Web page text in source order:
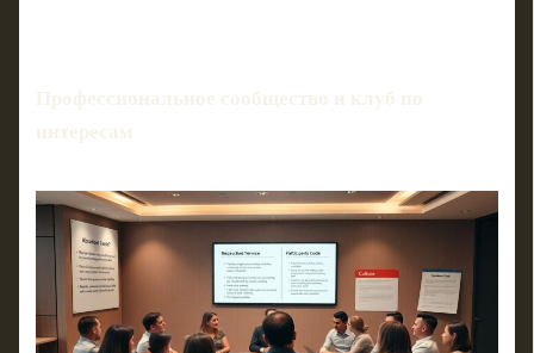
Профессиональное сообщество и клуб по
интересам